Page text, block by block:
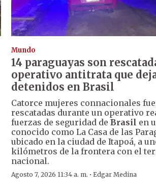
Mundo
14 paraguayas son
operativo antitrata que
detenidos en Brasil
Catorce mujeres connacionales
rescatadas durante un operativo
fuerzas de seguridad de Brasil en
conocido como La Casa de las
ubicado en la ciudad de Itapoá, a
kilómetros de la frontera con el
nacional.
Agosto 7, 2026 11:34 a. m. · Edgar Medina